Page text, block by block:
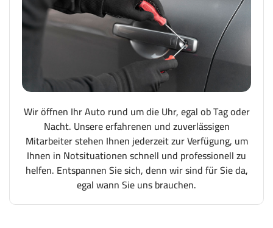
Wir öffnen Ihr Auto rund um die Uhr, egal ob Tag oder
Nacht. Unsere erfahrenen und zuverlässigen
Mitarbeiter stehen Ihnen jederzeit zur Verfügung, um
Ihnen in Notsituationen schnell und professionell zu
helfen. Entspannen Sie sich, denn wir sind für Sie da,
egal wann Sie uns brauchen.